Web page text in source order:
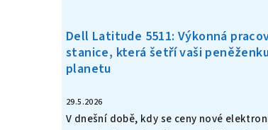
Dell Latitude 5511: Výkonná
stanice, která šetří vaši
planetu
29.5.2026
V dnešní době, kdy se ceny nové